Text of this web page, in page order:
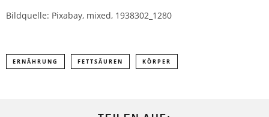
Bildquelle: Pixabay, mixed, 1938302_1280
ERNÄHRUNG FETTSÄUREN KÖRPER